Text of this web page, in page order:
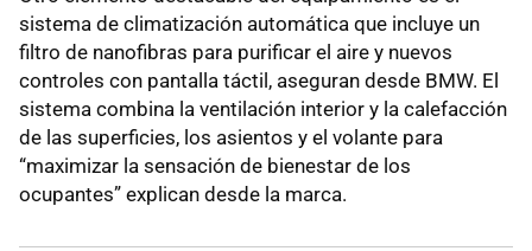
sistema de climatización automática que incluye un
filtro de nanofibras para purificar el aire y nuevos
controles con pantalla táctil, aseguran desde BMW. El
sistema combina la ventilación interior y la calefacción
de las superficies, los asientos y el volante para
“maximizar la sensación de bienestar de los
ocupantes” explican desde la marca.